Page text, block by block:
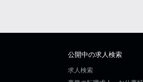
公開中の求人検索
求人検索